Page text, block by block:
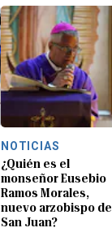
NOTICIAS
¿Quién es el
monseñor Eusebio
Ramos Morales,
nuevo arzobispo de
San Juan?